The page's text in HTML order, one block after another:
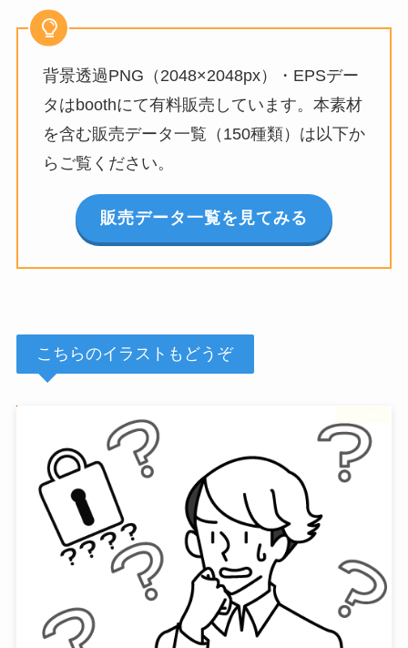
背景透過PNG（2048×2048px）・EPSデー
タはboothにて有料販売しています。本素材
を含む販売データ一覧（150種類）は以下か
らご覧ください。
販売データ一覧を見てみる
こちらのイラストもどうぞ